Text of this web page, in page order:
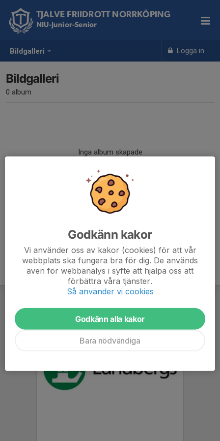
Bildgalleri Logga in
TJALVE FRIIDROTT NORRKÖPING
NIU-Junior-Senior
Bildgalleri
0 album
Inga album skapade
Godkänn kakor
Vi använder oss av kakor (cookies) för att vår
webbplats ska fungera bra för dig. De används
även för webbanalys i syfte att hjälpa oss att
förbättra våra tjänster.
Så använder vi cookies
Godkänn alla kakor
Bara nödvändiga